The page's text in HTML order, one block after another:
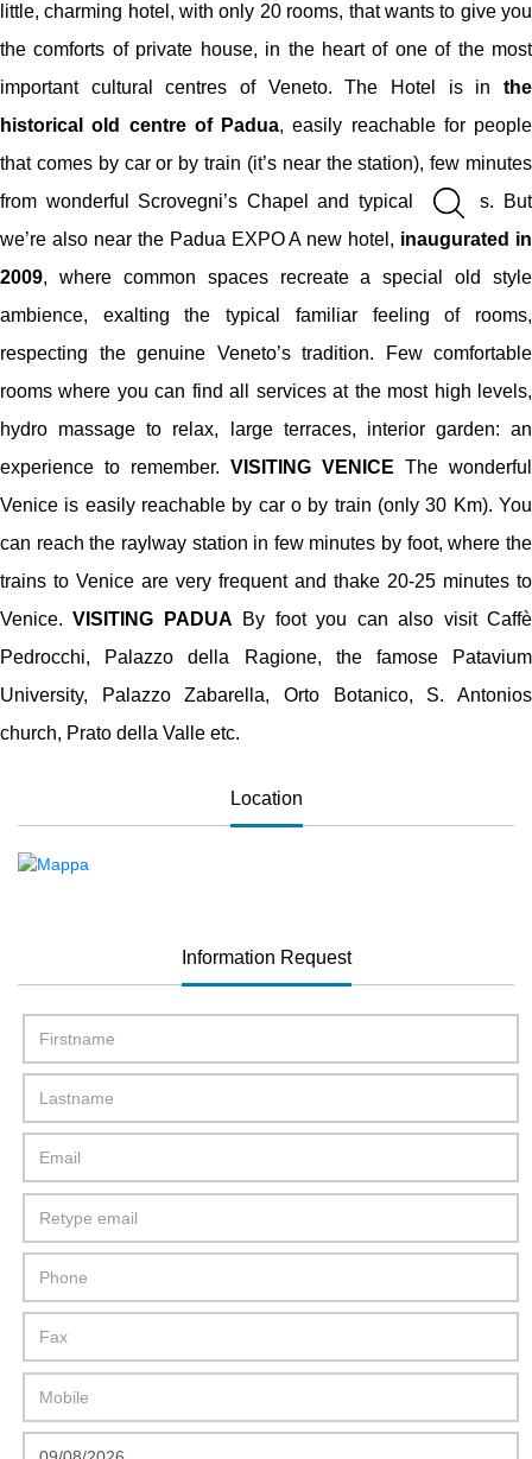
little, charming hotel, with only 20 rooms, that wants to give you
the comforts of private house, in the heart of one of the most
important cultural centres of Veneto. The Hotel is in the
historical old centre of Padua, easily reachable for people
that comes by car or by train (it’s near the station), few minutes
from wonderful Scrovegni’s Chapel and typical squares. But
we’re also near the Padua EXPO A new hotel, inaugurated in
2009, where common spaces recreate a special old style
ambience, exalting the typical familiar feeling of rooms,
respecting the genuine Veneto’s tradition. Few comfortable
rooms where you can find all services at the most high levels,
hydro massage to relax, large terraces, interior garden: an
experience to remember. VISITING VENICE The wonderful
Venice is easily reachable by car o by train (only 30 Km). You
can reach the raylway station in few minutes by foot, where the
trains to Venice are very frequent and thake 20-25 minutes to
Venice.VISITING PADUA By foot you can also visit Caffè
Pedrocchi, Palazzo della Ragione, the famose Patavium
University, Palazzo Zabarella, Orto Botanico, S. Antonios
church, Prato della Valle etc.
Location
Information Request